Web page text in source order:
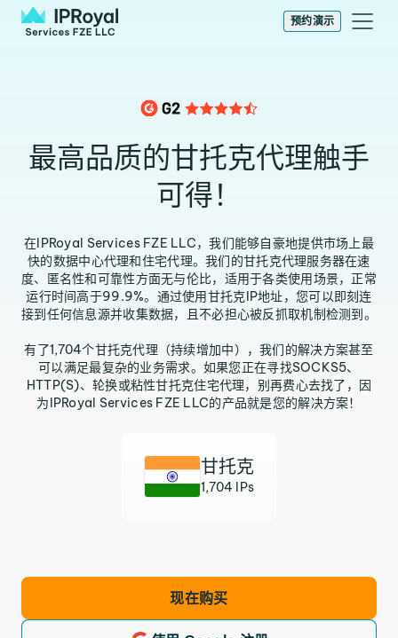
预约演示
最高品质的甘托克代理触手
可得！
在IPRoyal Services FZE LLC，我们能够自豪地提供市场上最
快的数据中心代理和住宅代理。我们的甘托克代理服务器在速
度、匿名性和可靠性方面无与伦比，适用于各类使用场景，正常
运行时间高于99.9%。通过使用甘托克IP地址，您可以即刻连
接到任何信息源并收集数据，且不必担心被反抓取机制检测到。
有了1,704个甘托克代理（持续增加中），我们的解决方案甚至
可以满足最复杂的业务需求。如果您正在寻找SOCKS5、
HTTP(S)、轮换或粘性甘托克住宅代理，别再费心去找了，因
为IPRoyal Services FZE LLC的产品就是您的解决方案！
甘托克
1,704 IPs
现在购买